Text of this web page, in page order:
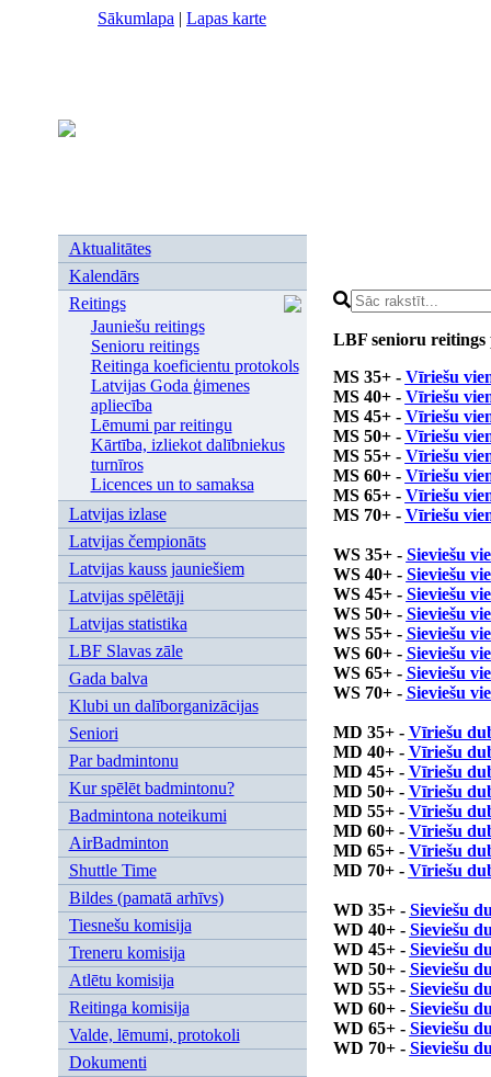
Sākumlapa | Lapas karte
Aktualitātes
Kalendārs
Reitings
Jauniešu reitings
Senioru reitings
Reitinga koeficientu protokols
Latvijas Goda ģimenes
apliecība
Lēmumi par reitingu
Kārtība, izliekot dalībniekus
turnīros
Licences un to samaksa
Latvijas izlase
Latvijas čempionāts
Latvijas kauss jauniešiem
Latvijas spēlētāji
Latvijas statistika
LBF Slavas zāle
Gada balva
Klubi un dalīborganizācijas
Seniori
Par badmintonu
Kur spēlēt badmintonu?
Badmintona noteikumi
AirBadminton
Shuttle Time
Bildes (pamatā arhīvs)
Tiesnešu komisija
Treneru komisija
Atlētu komisija
Reitinga komisija
Valde, lēmumi, protokoli
Dokumenti
LBF senioru reitings
MS 35+ - Vīriešu
MS 40+ - Vīriešu
MS 45+ - Vīriešu
MS 50+ - Vīriešu
MS 55+ - Vīriešu
MS 60+ - Vīriešu
MS 65+ - Vīriešu
MS 70+ - Vīriešu
WS 35+- Sieviešu
WS 40+- Sieviešu
WS 45+- Sieviešu
WS 50+- Sieviešu
WS 55+- Sieviešu
WS 60+- Sieviešu
WS 65+- Sieviešu
WS 70+- Sieviešu
MD 35+- Vīriešu
MD 40+- Vīriešu
MD 45+- Vīriešu
MD 50+- Vīriešu
MD 55+- Vīriešu
MD 60+- Vīriešu
MD 65+- Vīriešu
MD 70+- Vīriešu
WD 35+- Sieviešu
WD 40+- Sieviešu
WD 45+- Sieviešu
WD 50+- Sieviešu
WD 55+- Sieviešu
WD 60+- Sieviešu
WD 65+- Sieviešu
WD 70+- Sieviešu